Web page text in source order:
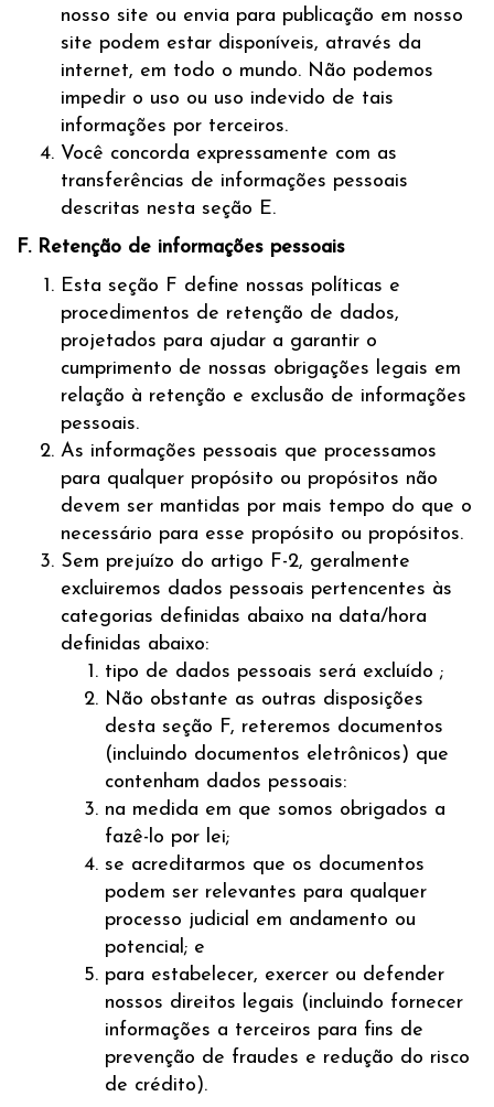
nosso site ou envia para publicação em nosso
site podem estar disponíveis, através da
internet, em todo o mundo. Não podemos
impedir o uso ou uso indevido de tais
informações por terceiros.
Você concorda expressamente com as
transferências de informações pessoais
descritas nesta seção E.
F. Retenção de informações pessoais
Esta seção F define nossas políticas e
procedimentos de retenção de dados,
projetados para ajudar a garantir o
cumprimento de nossas obrigações legais em
relação à retenção e exclusão de informações
pessoais.
As informações pessoais que processamos
para qualquer propósito ou propósitos não
devem ser mantidas por mais tempo do que o
necessário para esse propósito ou propósitos.
Sem prejuízo do artigo F-2, geralmente
excluiremos dados pessoais pertencentes às
categorias definidas abaixo na data/hora
definidas abaixo:
tipo de dados pessoais será excluído ;
Não obstante as outras disposições
desta seção F, reteremos documentos
(incluindo documentos eletrônicos) que
contenham dados pessoais:
na medida em que somos obrigados a
fazê-lo por lei;
se acreditarmos que os documentos
podem ser relevantes para qualquer
processo judicial em andamento ou
potencial; e
para estabelecer, exercer ou defender
nossos direitos legais (incluindo fornecer
informações a terceiros para fins de
prevenção de fraudes e redução do risco
de crédito).